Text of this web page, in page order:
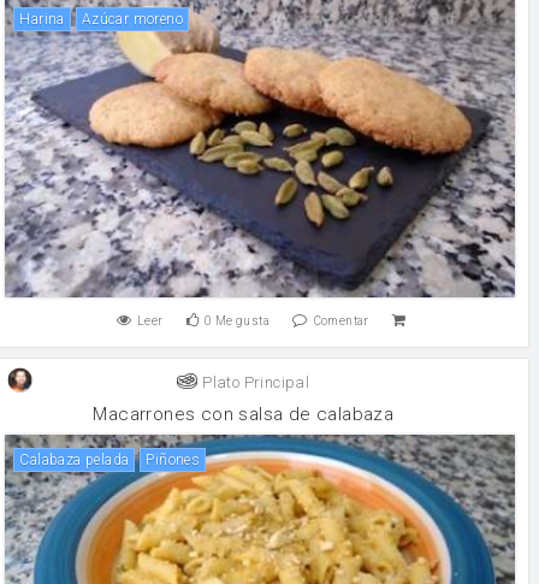
harina Azúcar moreno
Leer 0 Me gusta Comentar
Plato Principal
Macarrones con salsa de calabaza
Calabaza pelada Piñones